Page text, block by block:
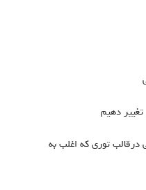
درقالب توری که اغلب به